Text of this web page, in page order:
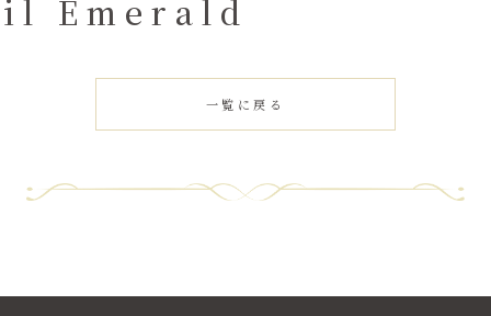
Emerald
一覧に戻る